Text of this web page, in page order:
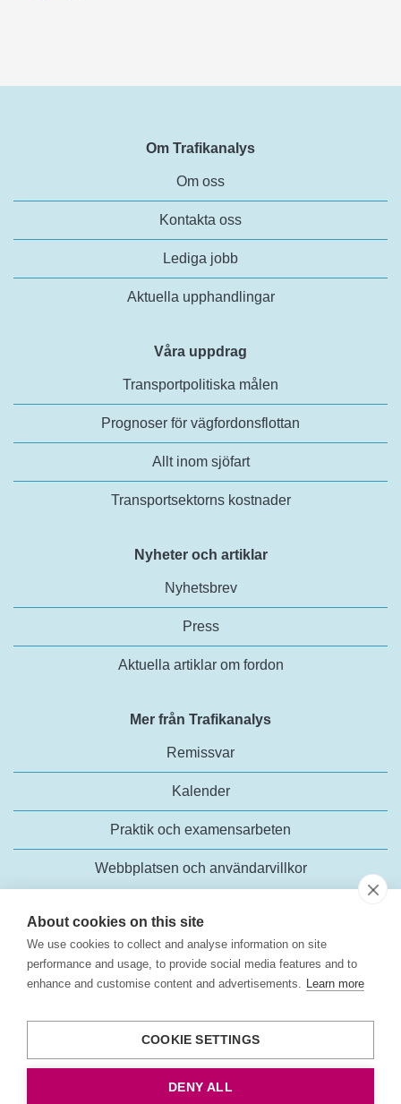
About cookies on this site
We use cookies to collect and analyse information on site
performance and usage, to provide social media features and to
enhance and customise content and advertisements. Learn more
COOKIE SETTINGS
DENY ALL
Om Trafikanalys
Om oss
Kontakta oss
Lediga jobb
Aktuella upphandlingar
Våra uppdrag
Transportpolitiska målen
Prognoser för vägfordonsflottan
Allt inom sjöfart
Transportsektorns kostnader
Nyheter och artiklar
Nyhetsbrev
Press
Aktuella artiklar om fordon
Mer från Trafikanalys
Remissvar
Kalender
Praktik och examensarbeten
Webbplatsen och användarvillkor
Rosenlundsgatan 54
118 63 Stockholm
+46 (0)10-414 42 00